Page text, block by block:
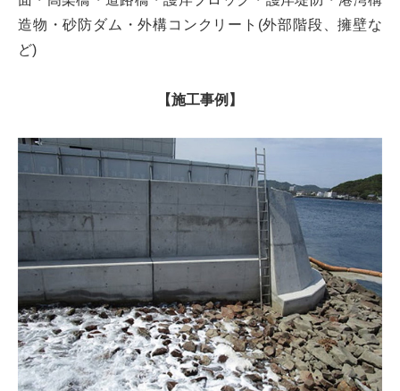
造物・砂防ダム・外構コンクリート(外部階段、擁壁な
ど)
【施工事例】